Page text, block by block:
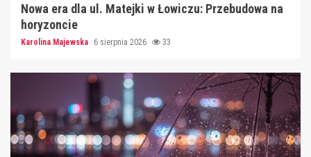
Nowa era dla ul. Matejki w Łowiczu: Przebudowa na
horyzoncie
Karolina Majewska 6 sierpnia 2026 33